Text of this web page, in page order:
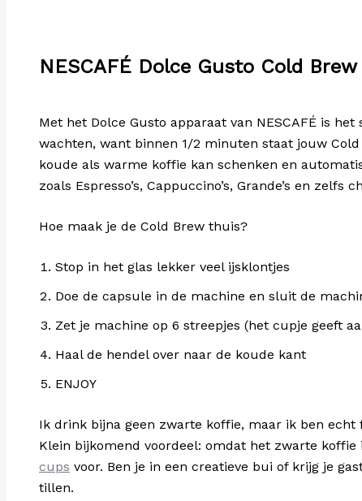
NESCAFÉ Dolce Gusto Cold Brew
Met het Dolce Gusto apparaat van NESCAFÉ is
wachten, want binnen 1/2 minuten staat jouw
koude als warme koffie kan schenken en
zoals Espresso’s, Cappuccino’s, Grande’s en
Hoe maak je de Cold Brew thuis?
Stop in het glas lekker veel ijsklontjes
Doe de capsule in de machine en sluit de
Zet je machine op 6 streepjes (het cupje geeft
Haal de hendel over naar de koude kant
ENJOY
Ik drink bijna geen zwarte koffie, maar ik ben
Klein bijkomend voordeel: omdat het zwarte
cups voor. Ben je in een creatieve bui of krijg je
tillen.